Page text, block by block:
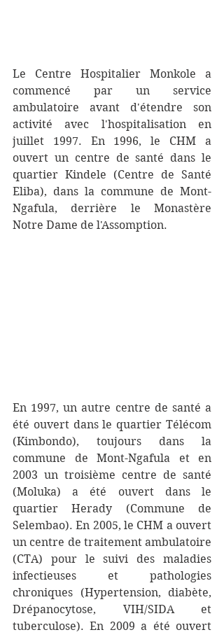
Le Centre Hospitalier Monkole a
commencé par un service
ambulatoire avant d'étendre son
activité avec l'hospitalisation en
juillet 1997. En 1996, le CHM a
ouvert un centre de santé dans le
quartier Kindele (Centre de Santé
Eliba), dans la commune de Mont-
Ngafula, derrière le Monastère
Notre Dame de l'Assomption.
En 1997, un autre centre de santé a
été ouvert dans le quartier Télécom
(Kimbondo), toujours dans la
commune de Mont-Ngafula et en
2003 un troisième centre de santé
(Moluka) a été ouvert dans le
quartier Herady (Commune de
Selembao). En 2005, le CHM a ouvert
un centre de traitement ambulatoire
(CTA) pour le suivi des maladies
infectieuses et pathologies
chroniques (Hypertension, diabète,
Drépanocytose, VIH/SIDA et
tuberculose). En 2009 a été ouvert